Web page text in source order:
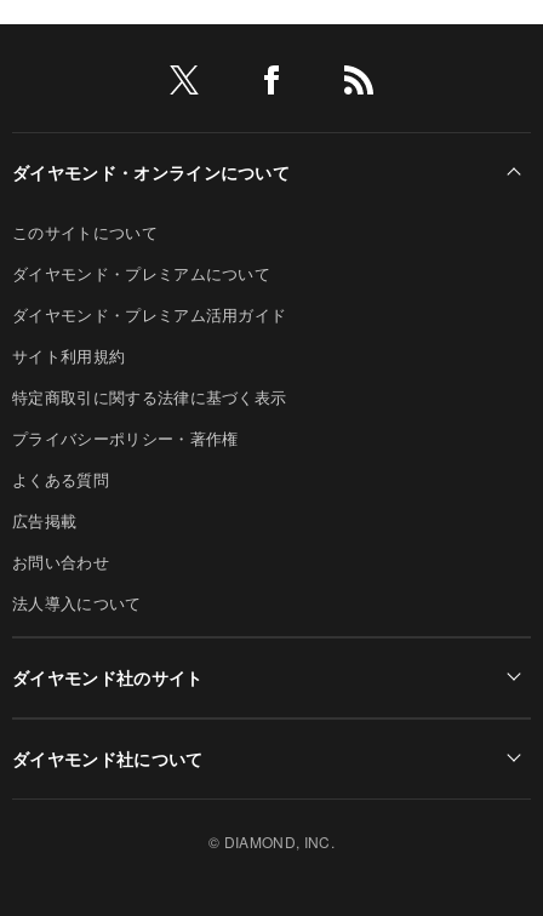
ダイヤモンド・オンラインについて
このサイトについて
ダイヤモンド・プレミアムについて
ダイヤモンド・プレミアム活用ガイド
サイト利用規約
特定商取引に関する法律に基づく表示
プライバシーポリシー・著作権
よくある質問
広告掲載
お問い合わせ
法人導入について
ダイヤモンド社のサイト
ダイヤモンド社について
© DIAMOND, INC.